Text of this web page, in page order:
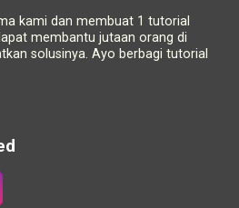
kami dan membuat 1 tutorial
membantu jutaan orang di
solusinya. Ayo berbagi tutorial